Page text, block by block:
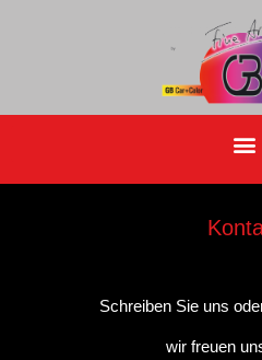
Schreiben Sie uns
wir freuen